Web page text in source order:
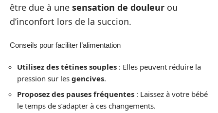
être due à une sensation de douleur ou
d’inconfort lors de la succion.
Conseils pour faciliter l’alimentation
Utilisez des tétines souples : Elles peuvent réduire la
pression sur les gencives.
Proposez des pauses fréquentes : Laissez à votre bébé
le temps de s’adapter à ces changements.